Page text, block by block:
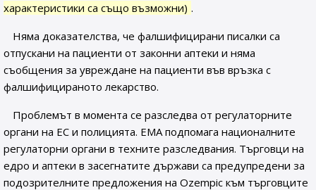
характеристики са също възможни) .
Няма доказателства, че фалшифицирани писалки са
отпускани на пациенти от законни аптеки и няма
съобщения за увреждане на пациенти във връзка с
фалшифицираното лекарство.
Проблемът в момента се разследва от регулаторните
органи на ЕС и полицията. EMA подпомага националните
регулаторни органи в техните разследвания. Търговци на
едро и аптеки в засегнатите държави са предупредени за
подозрителните предложения на Ozempic към търговците